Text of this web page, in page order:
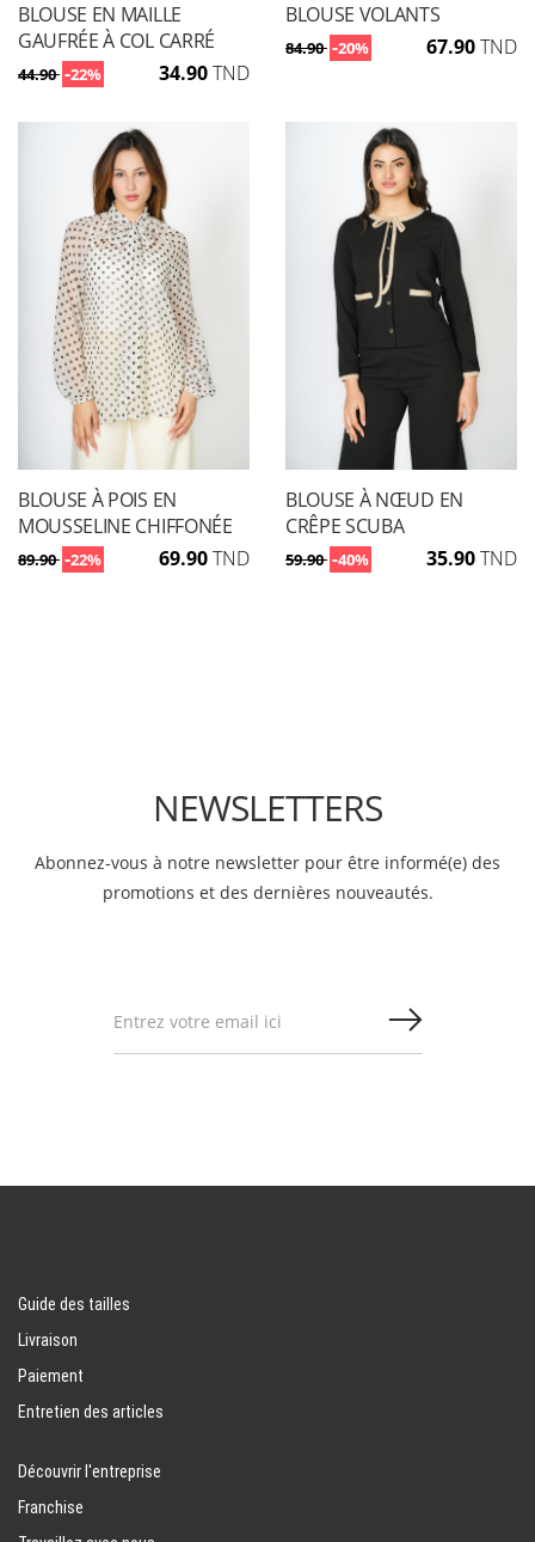
BLOUSE EN MAILLE
GAUFRÉE À COL CARRÉ
44.90 -22% 34.90TND
BLOUSE VOLANTS
84.90 -20% 67.90TND
BLOUSE À POIS EN
MOUSSELINE CHIFFONÉE
89.90 -22% 69.90TND
BLOUSE À NŒUD EN
CRÊPE SCUBA
59.90 -40% 35.90TND
NEWSLETTERS
Abonnez-vous à notre newsletter pour être informé(e) des
promotions et des dernières nouveautés.
Guide des tailles
Livraison
Paiement
Entretien des articles
Découvrir l'entreprise
Franchise